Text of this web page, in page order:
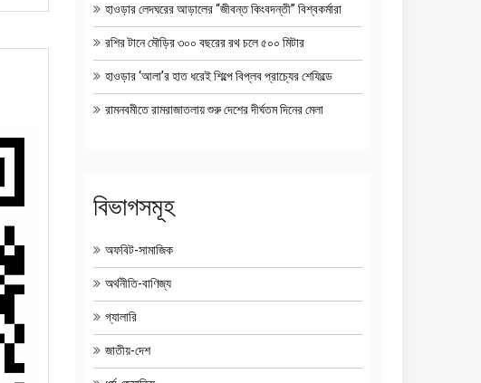
হাওড়ার লেদঘরের আড়ালের “জীবন্ত কিংবদন্তী” বিশ্বকর্মারা
রশির টানে মৌড়ির ৩০০ বছরের রথ চলে ৫০০ মিটার
হাওড়ার ‘আলা’র হাত ধরেই শিল্পে বিপ্লব প্রাচ্যের শেফিল্ডে
রামনবমীতে রামরাজাতলায় শুরু দেশের দীর্ঘতম দিনের মেলা
বিভাগসমূহ
অফবিট-সামাজিক
অর্থনীতি-বাণিজ্য
গ্যালারি
জাতীয়-দেশ